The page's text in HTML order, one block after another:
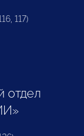
117)
отдел